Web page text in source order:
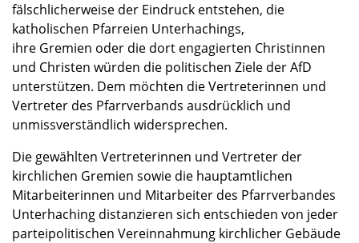
fälschlicherweise der Eindruck entstehen, die
katholischen Pfarreien Unterhachings,
ihre Gremien oder die dort engagierten Christinnen
und Christen würden die politischen Ziele der AfD
unterstützen. Dem möchten die Vertreterinnen und
Vertreter des Pfarrverbands ausdrücklich und
unmissverständlich widersprechen.
Die gewählten Vertreterinnen und Vertreter der
kirchlichen Gremien sowie die hauptamtlichen
Mitarbeiterinnen und Mitarbeiter des Pfarrverbandes
Unterhaching distanzieren sich entschieden von jeder
parteipolitischen Vereinnahmung kirchlicher Gebäude